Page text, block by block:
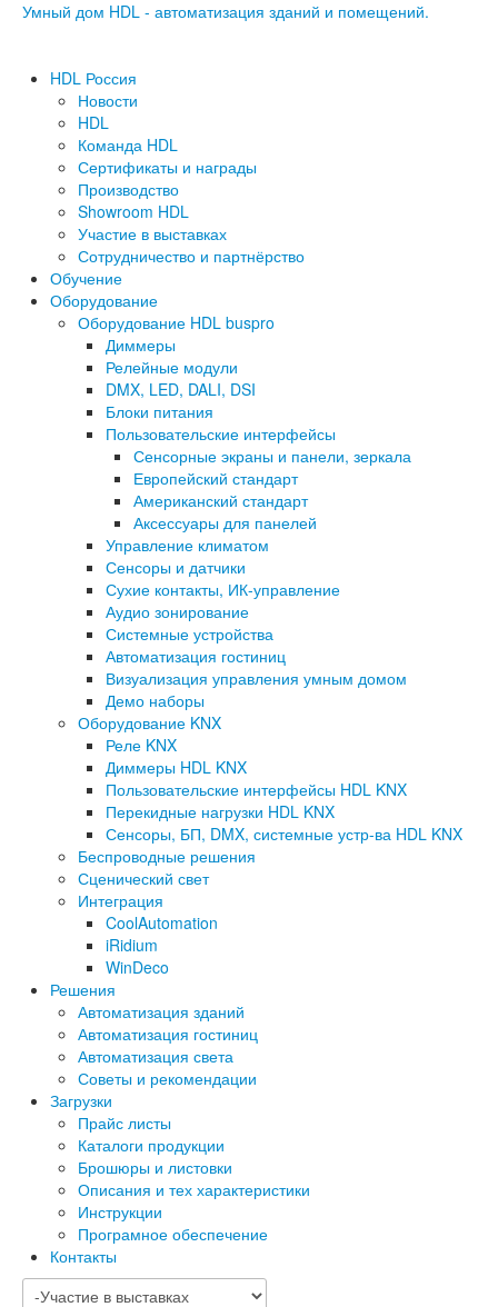
Умный дом HDL - автоматизация зданий и помещений.
HDL Россия
Новости
HDL
Команда HDL
Сертификаты и награды
Производство
Showroom HDL
Участие в выставках
Сотрудничество и партнёрство
Обучение
Оборудование
Оборудование HDL buspro
Диммеры
Релейные модули
DMX, LED, DALI, DSI
Блоки питания
Пользовательские интерфейсы
Сенсорные экраны и панели, зеркала
Европейский стандарт
Американский стандарт
Аксессуары для панелей
Управление климатом
Сенсоры и датчики
Сухие контакты, ИК-управление
Аудио зонирование
Системные устройства
Автоматизация гостиниц
Визуализация управления умным домом
Демо наборы
Оборудование KNX
Реле KNX
Диммеры HDL KNX
Пользовательские интерфейсы HDL KNX
Перекидные нагрузки HDL KNX
Сенсоры, БП, DMX, системные устр-ва HDL KNX
Беспроводные решения
Сценический свет
Интеграция
CoolAutomation
iRidium
WinDeco
Решения
Автоматизация зданий
Автоматизация гостиниц
Автоматизация света
Советы и рекомендации
Загрузки
Прайс листы
Каталоги продукции
Брошюры и листовки
Описания и тех характеристики
Инструкции
Програмное обеспечение
Контакты